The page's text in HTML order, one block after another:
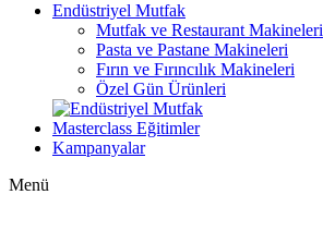
Endüstriyel Mutfak
Mutfak ve Restaurant Makineleri
Pasta ve Pastane Makineleri
Fırın ve Fırıncılık Makineleri
Özel Gün Ürünleri
Masterclass Eğitimler
Kampanyalar
Menü